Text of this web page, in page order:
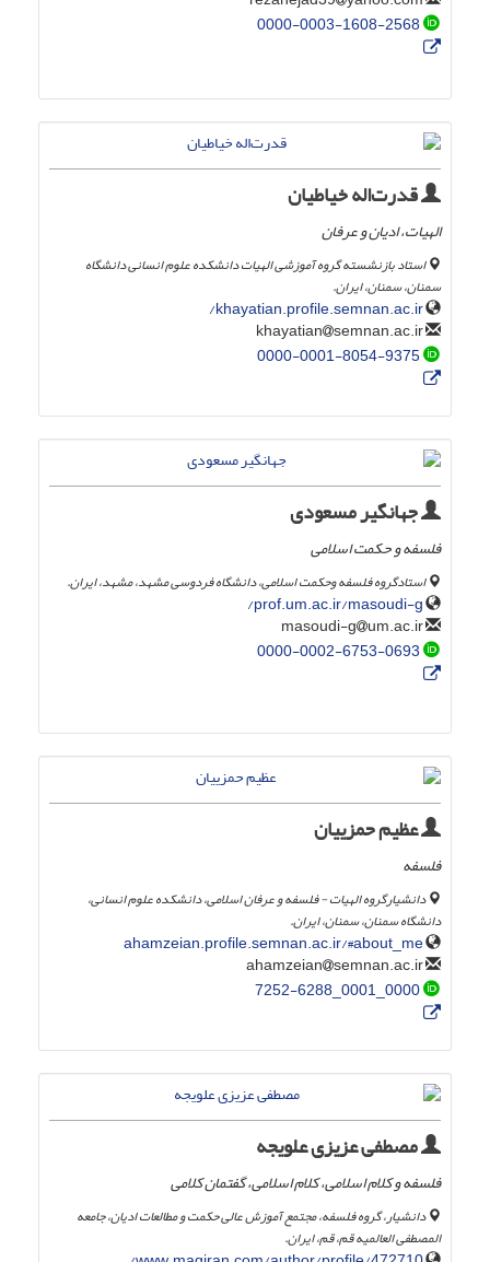
0000-0003-1608-2568
قدرت‌اله خیاطیان
الهیات، ادیان و عرفان
استاد بازنشسته گروه آموزشی الهیات دانشکده علوم انسانی دانشگاه
سمنان، سمنان، ایران.
khayatian.profile.semnan.ac.ir/
semnan.ac.ir
0000-0001-8054-9375
جهانگیر مسعودی
فلسفه و حکمت اسلامی
استادگروه فلسفه وحکمت اسلامی، دانشگاه فردوسی مشهد، مشهد، ایران.
prof.um.ac.ir/masoudi-g/
um.ac.ir
0000-0002-6753-0693
عظیم حمزییان
فلسفه
دانشیارگروه الهیات - فلسفه و عرفان اسلامی، دانشکده علوم انسانی،
دانشگاه سمنان، سمنان، ایران.
ahamzeian.profile.semnan.ac.ir/#about_me
semnan.ac.ir
0000_0001_7252-6288
مصطفی عزیزی علویجه
فلسفه و کلام اسلامی، کلام اسلامی، گفتمان کلامی
دانشیار، گروه فلسفه، مجتمع آموزش عالی حکمت و مطالعات ادیان، جامعه
المصطفی العالمیه قم، قم، ایران.